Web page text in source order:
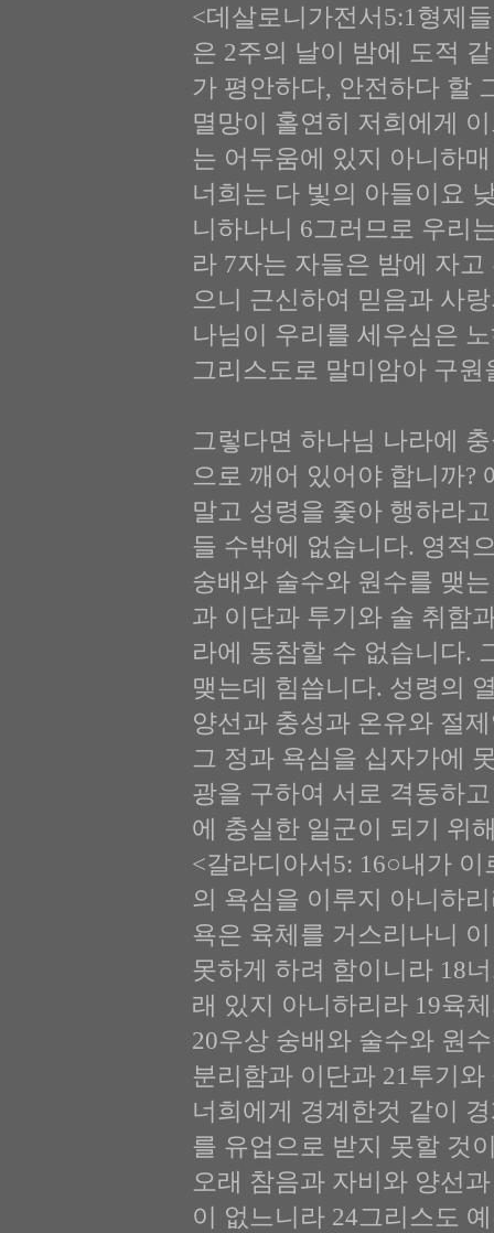
<데살로니가전서5:1형제
은 2주의 날이 밤에 도적
가 평안하다, 안전하다 할
멸망이 홀연히 저희에게
는 어두움에 있지 아니하
너희는 다 빛의 아들이요
니하나니 6그러므로 우리
라 7자는 자들은 밤에 자
으니 근신하여 믿음과 사
나님이 우리를 세우심은
그리스도로 말미암아 구
그렇다면 하나님 나라에
으로 깨어 있어야 합니까?
말고 성령을 좇아 행하라
들 수밖에 없습니다. 영적
숭배와 술수와 원수를 맺
과 이단과 투기와 술 취함
라에 동참할 수 없습니다.
맺는데 힘씁니다. 성령의
양선과 충성과 온유와 절
그 정과 욕심을 십자가에
광을 구하여 서로 격동하
에 충실한 일군이 되기 위
<갈라디아서5: 16○내가
의 욕심을 이루지 아니하
욕은 육체를 거스리나니
못하게 하려 함이니라 18
래 있지 아니하리라 19육
20우상 숭배와 술수와 원
분리함과 이단과 21투기
너희에게 경계한것 같이
를 유업으로 받지 못할 것
오래 참음과 자비와 양선
이 없느니라 24그리스도